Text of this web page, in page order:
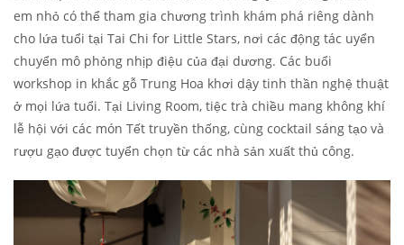
em nhỏ có thể tham gia chương trình khám phá riêng dành
cho lứa tuổi tại Tai Chi for Little Stars, nơi các động tác uyển
chuyển mô phỏng nhịp điệu của đại dương. Các buổi
workshop in khắc gỗ Trung Hoa khơi dậy tinh thần nghệ thuật
ở mọi lứa tuổi. Tại Living Room, tiệc trà chiều mang không khí
lễ hội với các món Tết truyền thống, cùng cocktail sáng tạo và
rượu gạo được tuyển chọn từ các nhà sản xuất thủ công.